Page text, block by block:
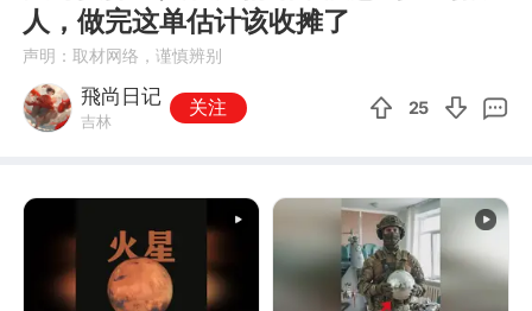
人，做完这单估计该收摊了
声明：取材网络，谨慎辨别
飛尚日记
吉林
关注 25